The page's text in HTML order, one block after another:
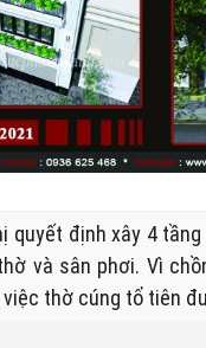
quyết định xây 4
và sân phơi. Vì
thờ cúng tổ tiên